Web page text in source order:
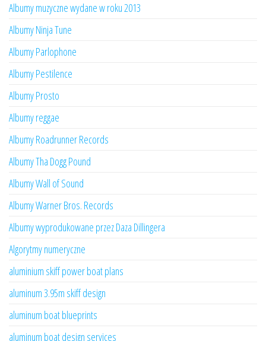
Albumy muzyczne wydane w roku 2013
Albumy Ninja Tune
Albumy Parlophone
Albumy Pestilence
Albumy Prosto
Albumy reggae
Albumy Roadrunner Records
Albumy Tha Dogg Pound
Albumy Wall of Sound
Albumy Warner Bros. Records
Albumy wyprodukowane przez Daza Dillingera
Algorytmy numeryczne
aluminium skiff power boat plans
aluminum 3.95m skiff design
aluminum boat blueprints
aluminum boat design services